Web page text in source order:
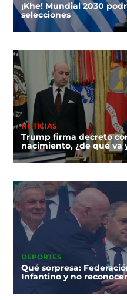
¡Khe! Mundial 2030
selecciones
NOTICIAS
Trump firma decreto
nacimiento, ¿de qué va
DEPORTES
Qué sorpresa:
Infantino y no